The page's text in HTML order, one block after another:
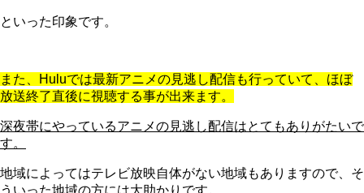
といった印象です。
また、Huluでは最新アニメの見逃し配信も行っていて、ほぼ
放送終了直後に視聴する事が出来ます。
深夜帯にやっているアニメの見逃し配信はとてもありがたいで
す。
地域によってはテレビ放映自体がない地域もありますので、そ